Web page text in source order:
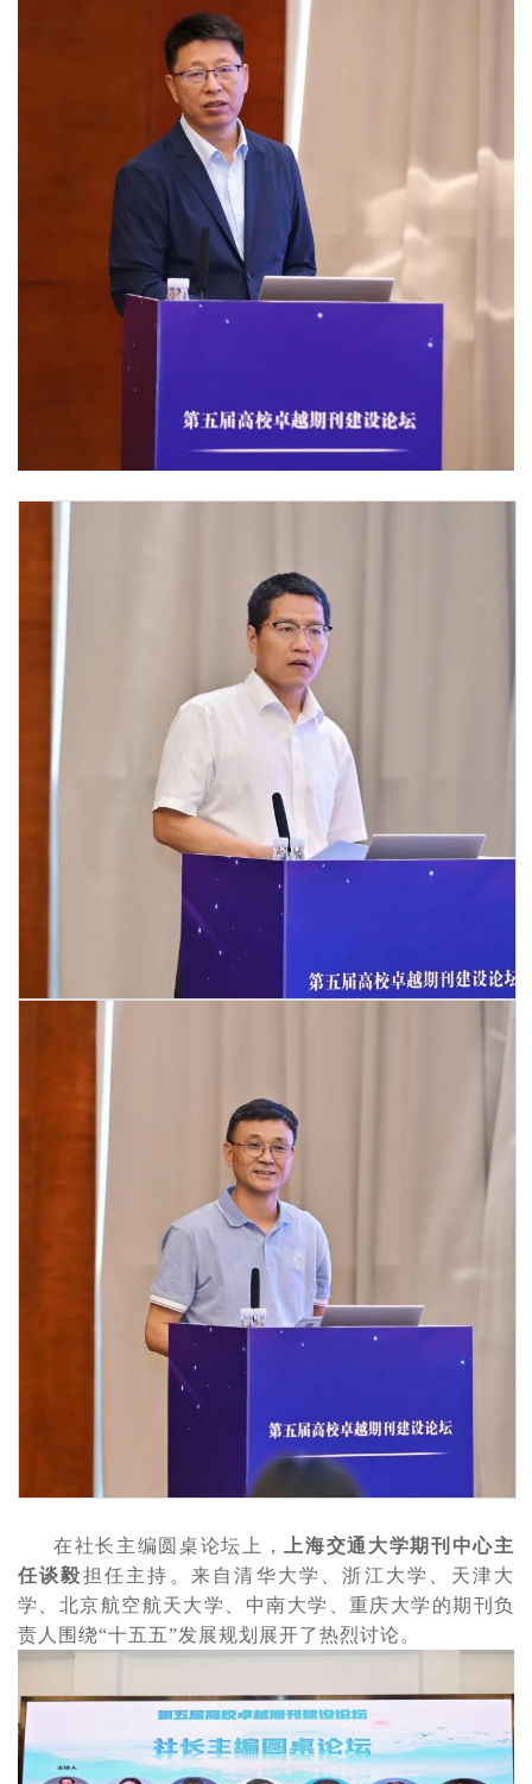
在社长主编圆桌论坛上，
上海交通大学期刊中心主
任谈毅担任主持。来自清华大学、浙江大学、天津大
学、北京航空航天大学、中南大学、重庆大学的期刊负
责人围绕“十五五”发展规划展开了热烈讨论。